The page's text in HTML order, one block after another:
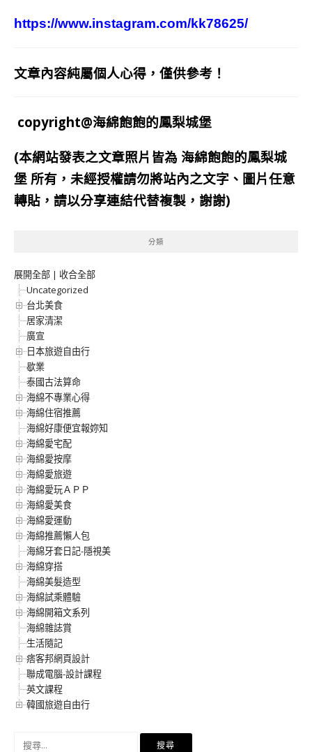
https://www.instagram.com/kk78625/
文章內容純屬個人心得，僅供參考！
copyright@海綿飽飽的鳳梨城堡
(本網站發表之文章照片皆為 海綿飽飽的鳳梨城
堡 所有，未經授權請勿將站內之文字、圖片任意
轉貼，請以分享連結代替複製，謝謝)
分類
展開全部 | 收合全部
Uncategorized
台北美食
居家清潔
廣宣
日本旅遊自由行
歇業
泰國古法算命
海綿不專業心得
海綿住宿推薦
海綿好康便宜報妳知
海綿愛宅配
海綿愛按摩
海綿愛旅遊
海綿愛玩ＡＰＰ
海綿愛美食
海綿愛運動
海綿推薦懶人包
海綿牙套日記-隱視美
海綿穿搭
海綿美髮造型
海綿試乘體驗
海綿開箱文系列
海綿雜誌賞
生活隨記
痞客邦網頁設計
聯成電腦-設計課程
英文課程
韓國旅遊自由行